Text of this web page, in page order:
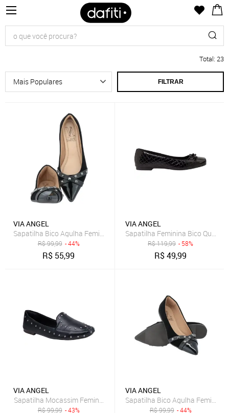
Total: 23
FILTRAR
VIA ANGEL
Sapatilha Bico Agulha Feminina Com tachas Confort Via Angel 04
R$99,99 - 44%
R$ 55,99
VIA ANGEL
R$119,99 - 58%
R$49,99
VIA ANGEL
Sapatilha Mocassim Feminino Loafer Slipper Com Tachas Casual
R$99,99 - 43%
VIA ANGEL
R$99,99 - 44%